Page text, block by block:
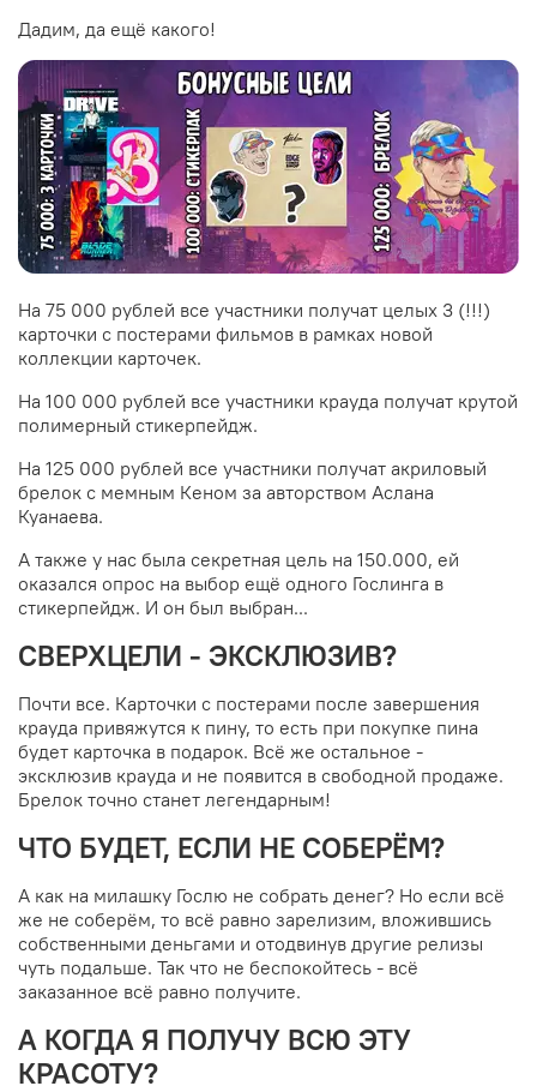
Дадим, да ещё какого!
На 75 000 рублей все участники получат целых 3 (!!!)
карточки с постерами фильмов в рамках новой
коллекции карточек.
На 100 000 рублей все участники крауда получат крутой
полимерный стикерпейдж.
На 125 000 рублей все участники получат акриловый
брелок с мемным Кеном за авторством Аслана
Куанаева.
А также у нас была секретная цель на 150.000, ей
оказался опрос на выбор ещё одного Гослинга в
стикерпейдж. И он был выбран...
СВЕРХЦЕЛИ - ЭКСКЛЮЗИВ?
Почти все. Карточки с постерами после завершения
крауда привяжутся к пину, то есть при покупке пина
будет карточка в подарок. Всё же остальное -
эксклюзив крауда и не появится в свободной продаже.
Брелок точно станет легендарным!
ЧТО БУДЕТ, ЕСЛИ НЕ СОБЕРЁМ?
А как на милашку Гослю не собрать денег? Но если всё
же не соберём, то всё равно зарелизим, вложившись
собственными деньгами и отодвинув другие релизы
чуть подальше. Так что не беспокойтесь - всё
заказанное всё равно получите.
А КОГДА Я ПОЛУЧУ ВСЮ ЭТУ
КРАСОТУ?